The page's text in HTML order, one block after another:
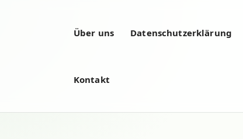
Über uns Datenschutzerklärung
Kontakt